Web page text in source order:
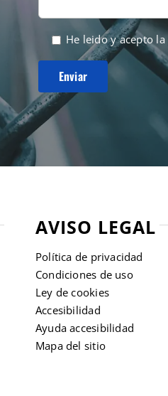
He leido y acepto la
AVISO LEGAL
Política de privacidad
Condiciones de uso
Ley de cookies
Accesibilidad
Ayuda accesibilidad
Mapa del sitio